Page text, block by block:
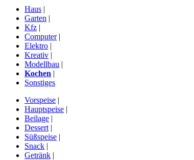
Haus |
Garten |
Kfz |
Computer|
Elektro |
Kreativ |
Modellbau |
Kochen |
Sonstiges
Vorspeise |
Hauptspeise |
Beilage |
Dessert |
Süßspeise |
Snack |
Getränk |